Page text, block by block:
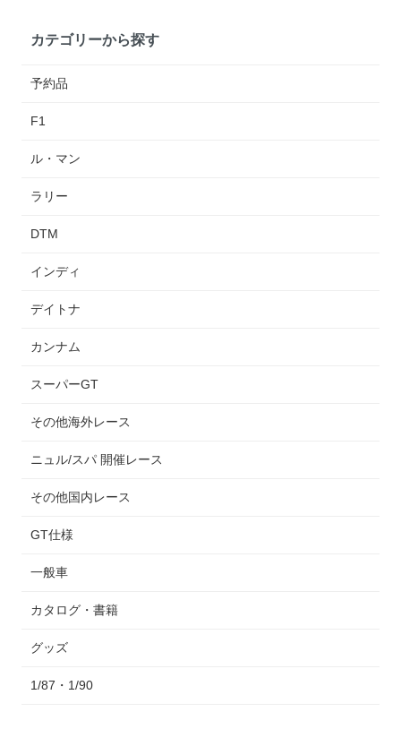
カテゴリーから探す
予約品
F1
ル・マン
ラリー
DTM
インディ
デイトナ
カンナム
スーパーGT
その他海外レース
ニュル/スパ 開催レース
その他国内レース
GT仕様
一般車
カタログ・書籍
グッズ
1/87・1/90